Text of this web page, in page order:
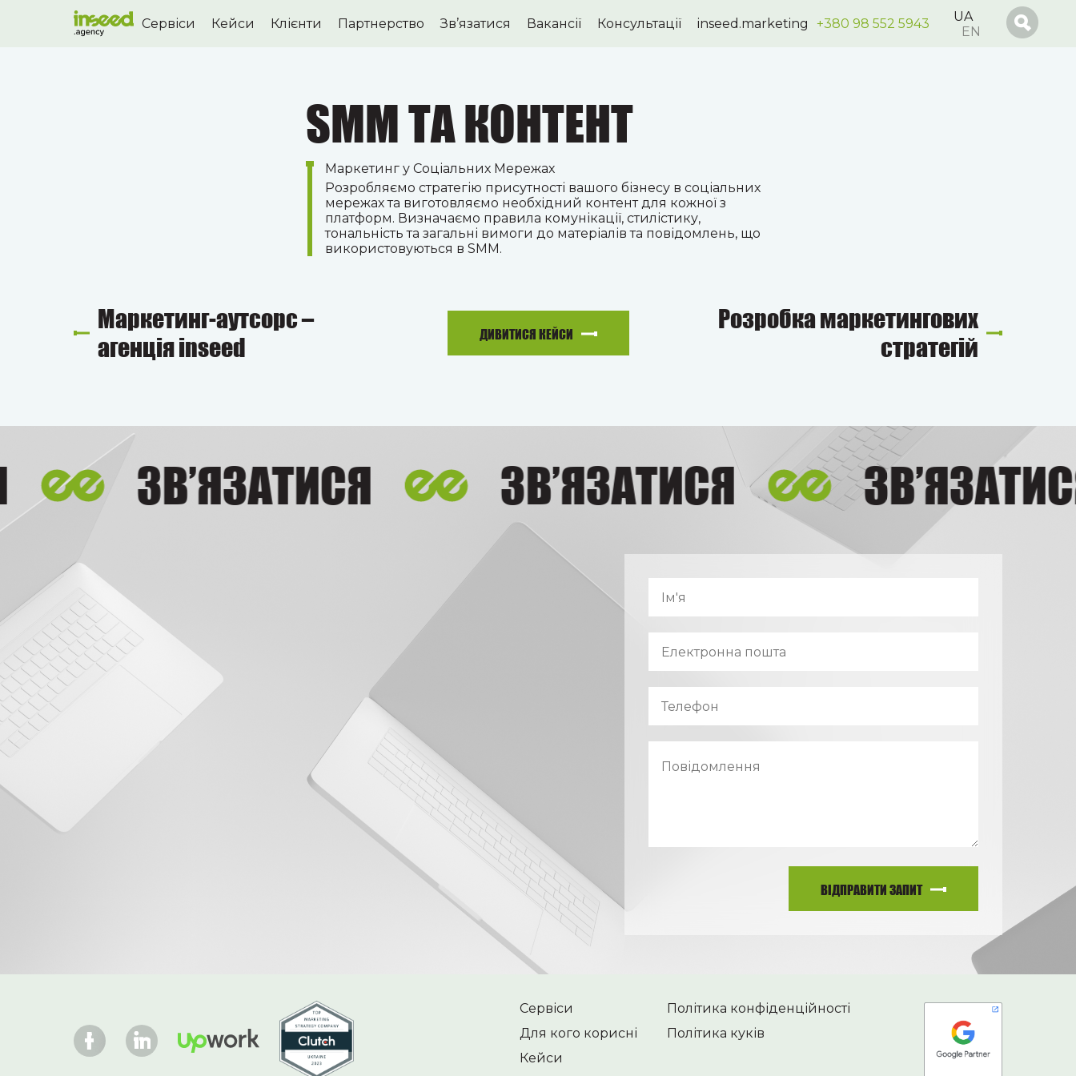
Сервіси Кейси Клієнти Партнерство Зв’язатися Вакансії Консультації inseed.marketing +380 98 552 5943
UA
EN
SMM ТА КОНТЕНТ
Маркетинг у Соціальних Мережах
Розробляємо стратегію присутності вашого бізнесу в соціальних
мережах та виготовляємо необхідний контент для кожної з
платформ. Визначаємо правила комунікації, стилістику,
тональність та загальні вимоги до матеріалів та повідомлень, що
використовуються в SMM.
Маркетинг-аутсорс –
агенція inseed
ДИВИТИСЯ КЕЙСИ
Розробка маркетингових
стратегій
ЗВ’ЯЗАТИСЯ ЗВ’ЯЗАТИСЯ ЗВ’ЯЗАТИСЯ
ВІДПРАВИТИ ЗАПИТ
Сервіси
Для кого корисні
Кейси
Політика конфіденційності
Політика куків